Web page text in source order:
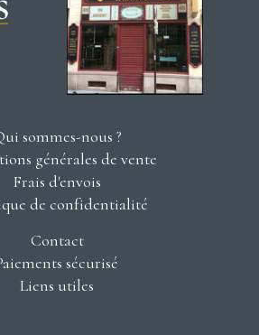
sommes-nous ?
générales de vente
Frais d'envois
de confidentialité
Contact
sécurisé
Liens utiles